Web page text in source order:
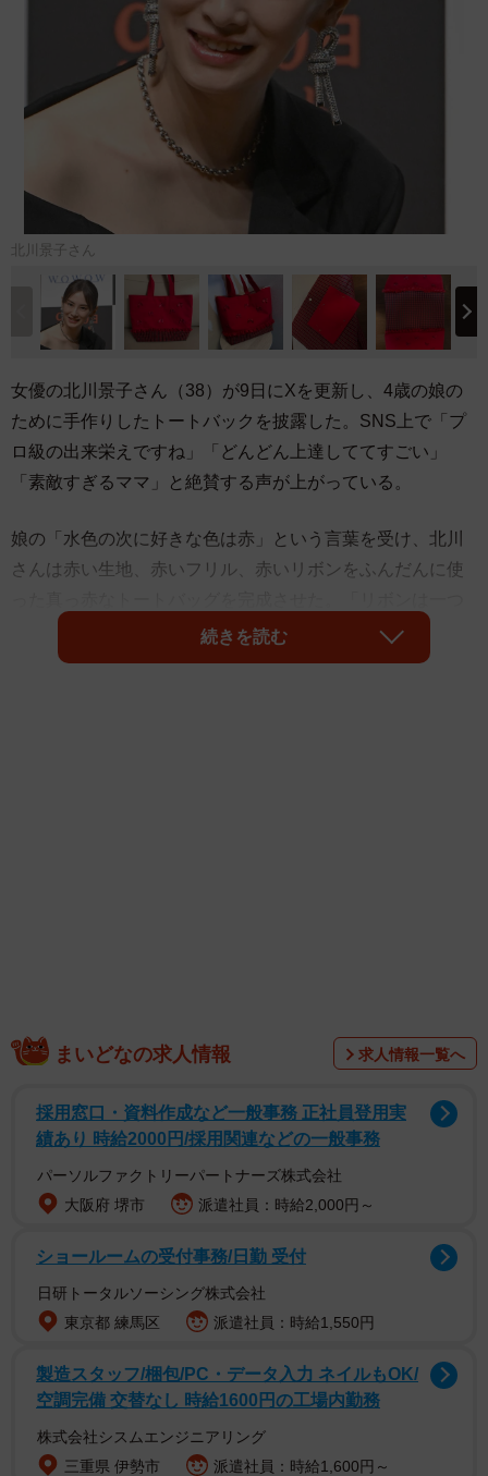
北川景子さん
女優の北川景子さん（38）が9日にXを更新し、4歳の娘の
ために手作りしたトートバックを披露した。SNS上で「プ
ロ級の出来栄えですね」「どんどん上達しててすごい」
「素敵すぎるママ」と絶賛する声が上がっている。
娘の「水色の次に好きな色は赤」という言葉を受け、北川
さんは赤い生地、赤いフリル、赤いリボンをふんだんに使
ずつ縫い付けました」と北川さん。言葉通り、トートバッ
グの側面には赤く小ぶりなリボンが散り、下方のフリルや
続きを読む
まいどなの求人情報 求人情報一覧へ
採用窓口・資料作成など一般事務 正社員登用実
績あり 時給2000円/採用関連などの一般事務
パーソルファクトリーパートナーズ株式会社
大阪府 堺市
派遣社員：時給2,000円～
ショールームの受付事務/日勤 受付
日研トータルソーシング株式会社
東京都 練馬区
派遣社員：時給1,550円
製造スタッフ/梱包/PC・データ入力 ネイルもOK/
空調完備 交替なし 時給1600円の工場内勤務
株式会社シスムエンジニアリング
三重県 伊勢市
派遣社員：時給1,600円～